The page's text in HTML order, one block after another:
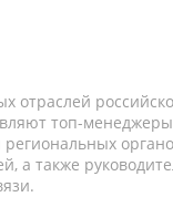
отраслей
топ-
а также